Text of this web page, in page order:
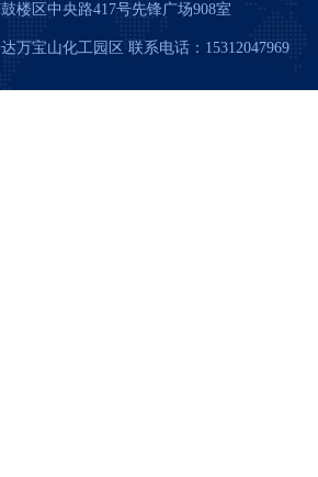
楼区中央路417号先锋广场908室
万宝山化工园区 联系电话：15312047969